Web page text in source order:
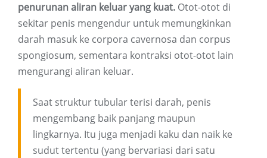
penurunan aliran keluar yang kuat. Otot-otot di
sekitar penis mengendur untuk memungkinkan
darah masuk ke corpora cavernosa dan corpus
spongiosum, sementara kontraksi otot-otot lain
mengurangi aliran keluar.
Saat struktur tubular terisi darah, penis
mengembang baik panjang maupun
lingkarnya. Itu juga menjadi kaku dan naik ke
sudut tertentu (yang bervariasi dari satu